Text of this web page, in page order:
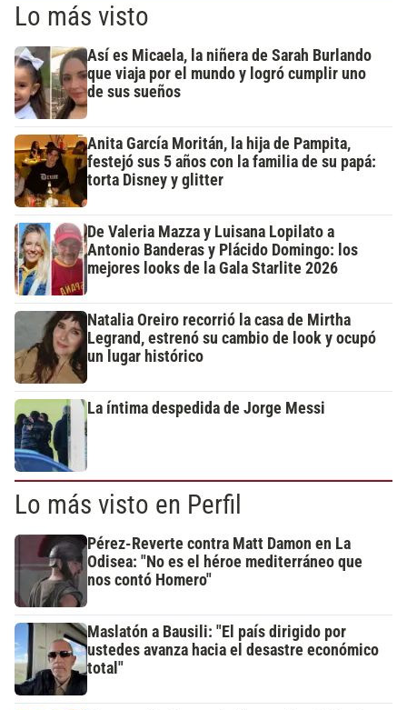
Lo más visto
Así es Micaela, la niñera de Sarah Burlando
que viaja por el mundo y logró cumplir uno
de sus sueños
Anita García Moritán, la hija de Pampita,
festejó sus 5 años con la familia de su papá:
torta Disney y glitter
De Valeria Mazza y Luisana Lopilato a
Antonio Banderas y Plácido Domingo: los
mejores looks de la Gala Starlite 2026
Natalia Oreiro recorrió la casa de Mirtha
Legrand, estrenó su cambio de look y ocupó
un lugar histórico
La íntima despedida de Jorge Messi
Lo más visto en Perfil
Pérez-Reverte contra Matt Damon en La
Odisea: "No es el héroe mediterráneo que
nos contó Homero"
Maslatón a Bausili: "El país dirigido por
ustedes avanza hacia el desastre económico
total"